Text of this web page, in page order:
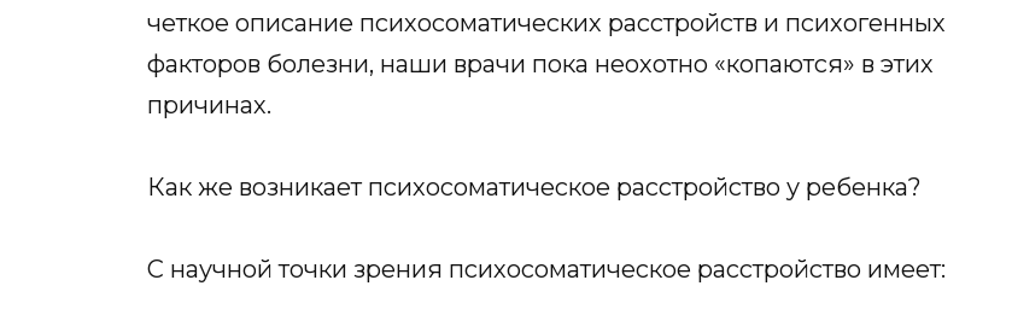
четкое описание психосоматических расстройств и психогенных
факторов болезни, наши врачи пока неохотно «копаются» в этих
причинах.
Как же возникает психосоматическое расстройство у ребенка?
С научной точки зрения психосоматическое расстройство имеет: